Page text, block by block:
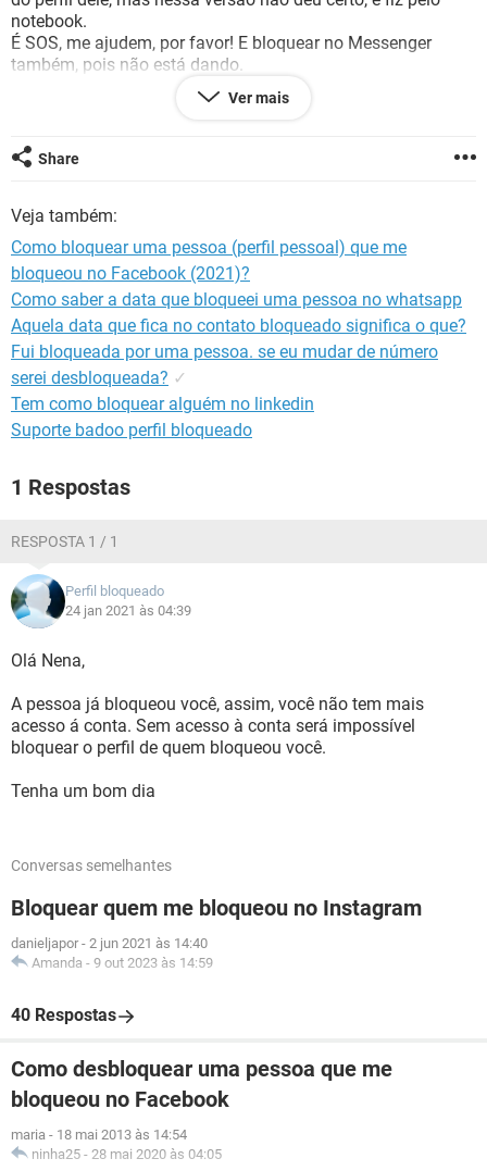
notebook.
É SOS, me ajudem, por favor! E bloquear no Messenger
também, pois não está dando.
Tenho um iPhone 6S Plus.
Roberta
Configuração:iPhone / Safari 14.0.2
Ver mais
Share
Veja também:
Como bloquear uma pessoa (perfil pessoal) que me
bloqueou no Facebook (2021)?
Como saber a data que bloqueei uma pessoa no whatsapp
Aquela data que fica no contato bloqueado significa o que?
Fui bloqueada por uma pessoa. se eu mudar de número
serei desbloqueada? ✓
Tem como bloquear alguém no linkedin
Suporte badoo perfil bloqueado
1 Respostas
RESPOSTA 1 / 1
Perfil bloqueado
24 jan 2021 às 04:39
Olá Nena,
A pessoa já bloqueou você, assim, você não tem mais
acesso á conta. Sem acesso à conta será impossível
bloquear o perfil de quem bloqueou você.
Tenha um bom dia
Conversas semelhantes
Bloquear quem me bloqueou no Instagram
danieljapor - 2 jun 2021 às 14:40
Amanda - 9 out 2023 às 14:59
40 Respostas
Como desbloquear uma pessoa que me
bloqueou no Facebook
maria - 18 mai 2013 às 14:54
ninha25 - 28 mai 2020 às 04:05